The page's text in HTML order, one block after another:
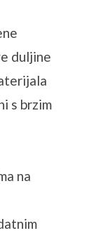
duljine
s brzim
na